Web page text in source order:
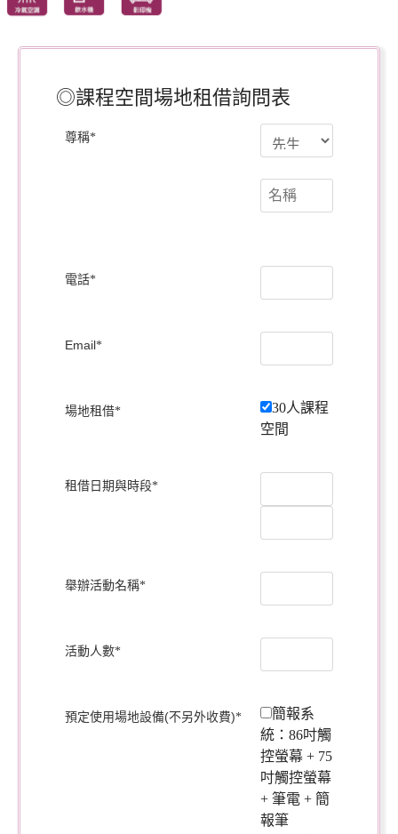
◎課程空間場地租借詢問表
尊稱*
電話*
Email*
場地租借*
30人課程
空間
租借日期與時段*
舉辦活動名稱*
活動人數*
預定使用場地設備(不另外收費)*
簡報系
統：86吋觸
控螢幕 + 75
吋觸控螢幕
+ 筆電 + 簡
報筆